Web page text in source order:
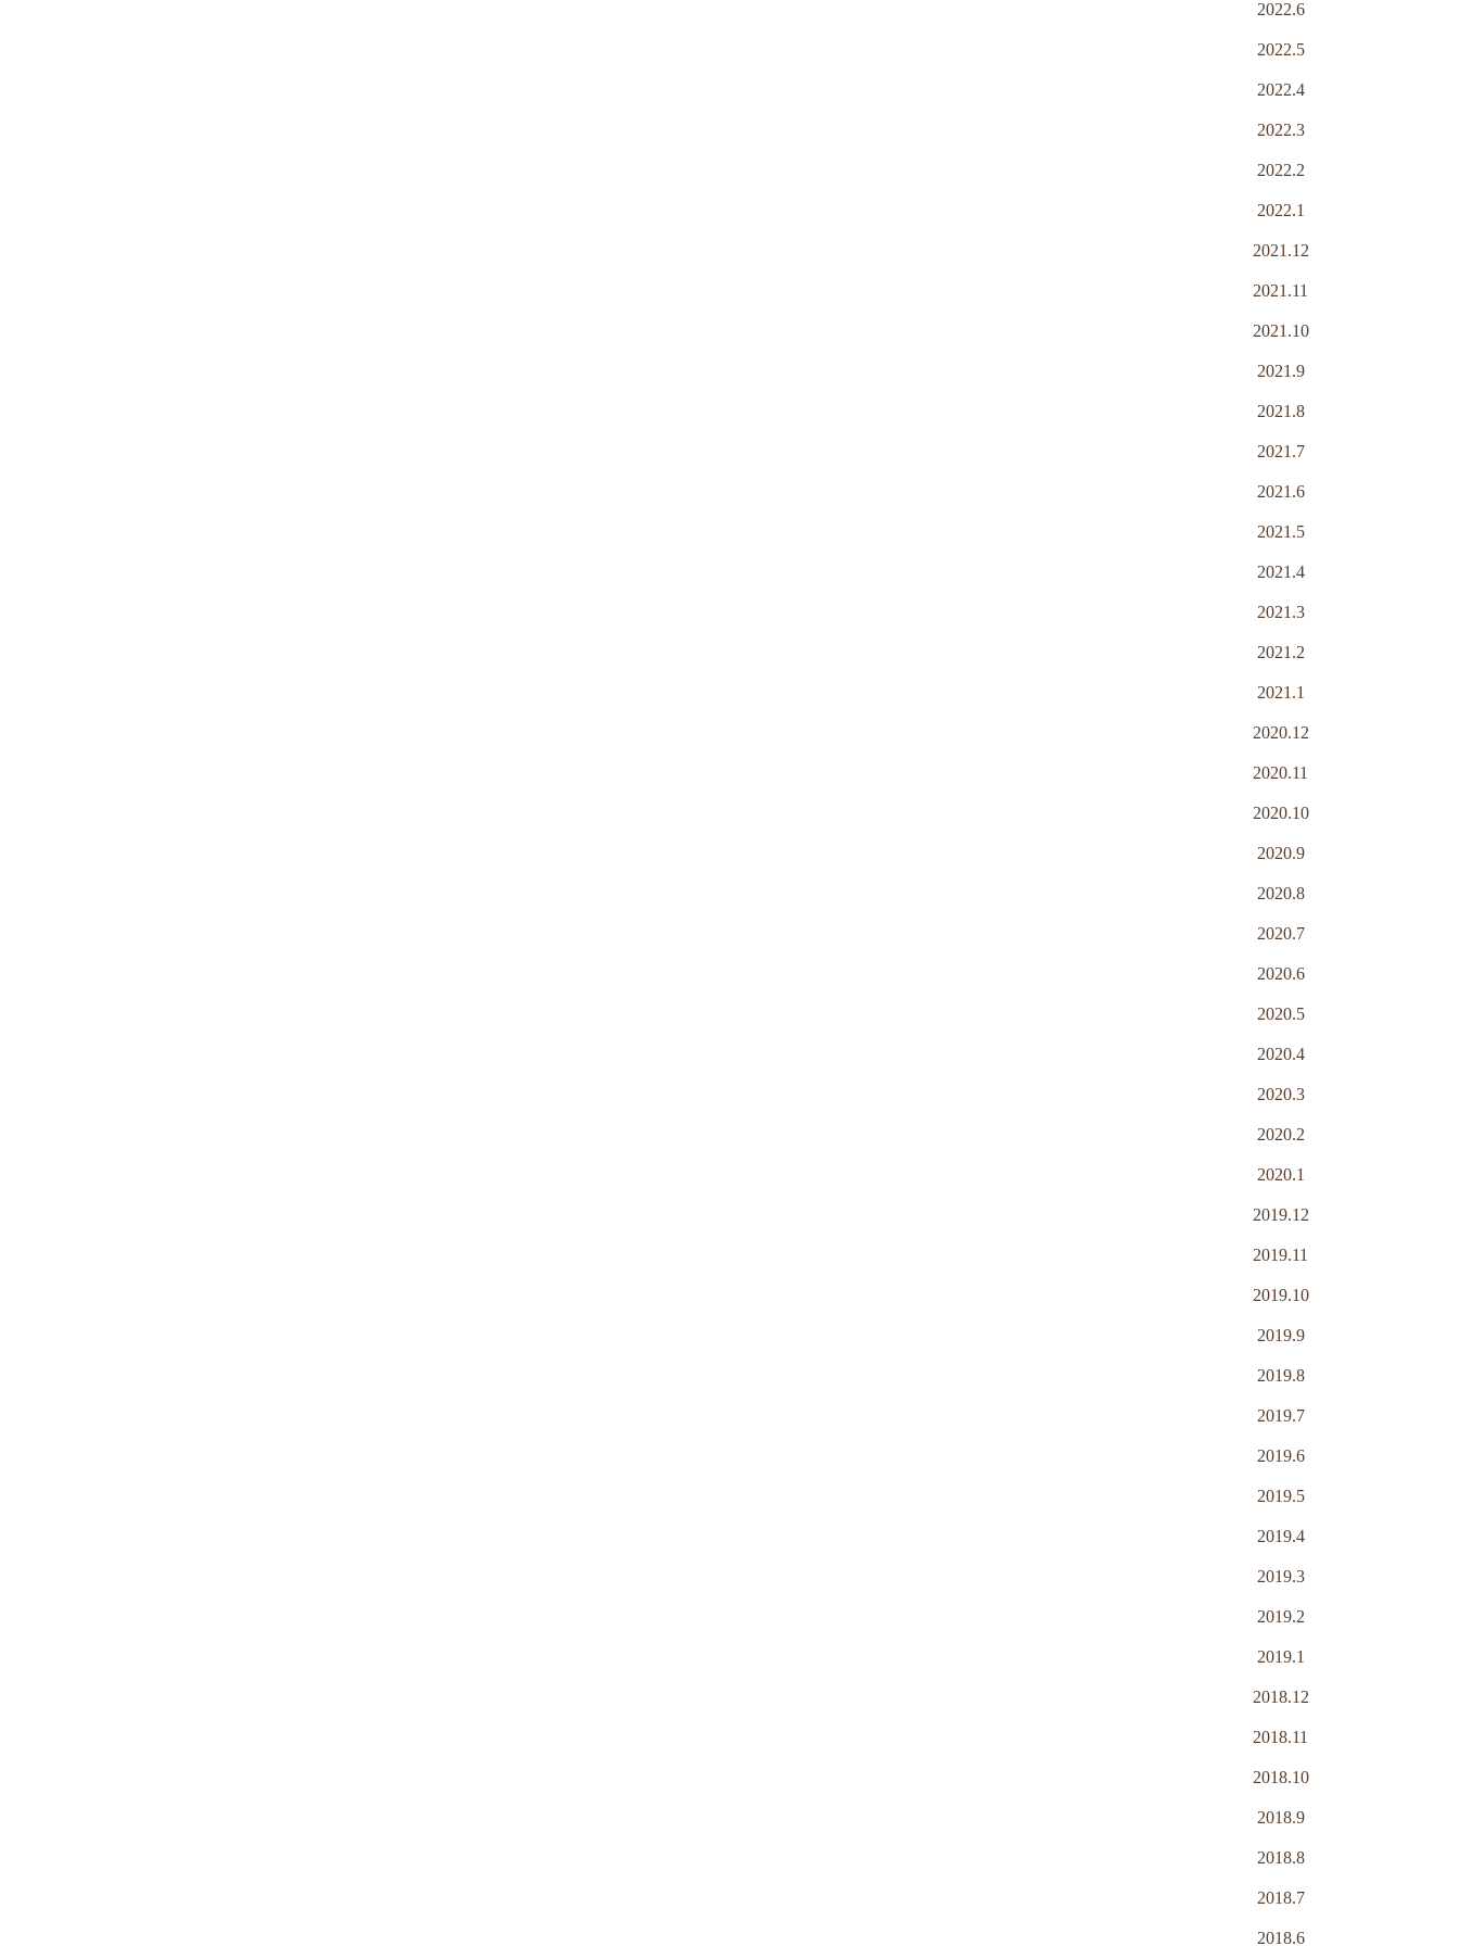
2022.6
2022.5
2022.4
2022.3
2022.2
2022.1
2021.12
2021.11
2021.10
2021.9
2021.8
2021.7
2021.6
2021.5
2021.4
2021.3
2021.2
2021.1
2020.12
2020.11
2020.10
2020.9
2020.8
2020.7
2020.6
2020.5
2020.4
2020.3
2020.2
2020.1
2019.12
2019.11
2019.10
2019.9
2019.8
2019.7
2019.6
2019.5
2019.4
2019.3
2019.2
2019.1
2018.12
2018.11
2018.10
2018.9
2018.8
2018.7
2018.6